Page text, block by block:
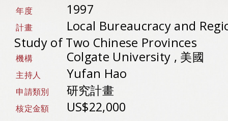
年度 1997
計畫
Local Bureaucracy and
Study of Two Chinese Provinces
機構 Colgate University , 美國
主持人 Yufan Hao
申請類別 研究計畫
核定金額 US$22,000